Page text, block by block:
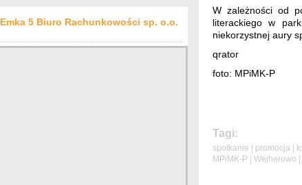
Emka 5 Biuro Rachunkowości sp. o.o.
W zależności od
literackiego w
niekorzystnej aury
qrator
foto: MPiMK-P
Tagi:
spotkanie promocja|
MPiMK-P
Wejherowo